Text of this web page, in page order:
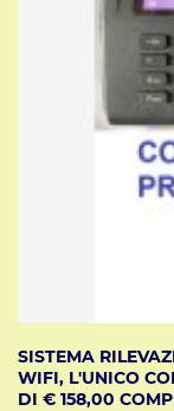
SISTEMA
WIFI, L'UNICO
DI € 158,00